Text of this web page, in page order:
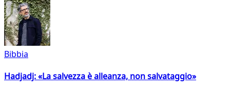
Bibbia
Hadjadj: «La salvezza è alleanza, non salvataggio»